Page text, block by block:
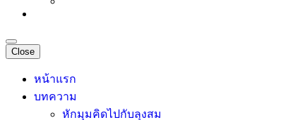
Close
หน้าแรก
บทความ
หักมุมคิดไปกับลุงสม